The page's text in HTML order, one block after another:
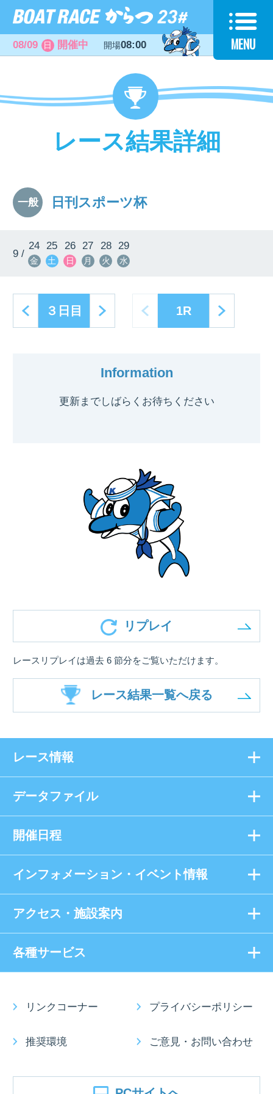
08/09 日 開催中 開場08:00 MENU
レース結果詳細
一般 日刊スポーツ杯
9 /
24
金
25
土
26
日
27
月
28
火
29
水
３日目
next prev 1R
next
Information
更新までしばらくお待ちください
リプレイ
レースリプレイは過去 6 節分をご覧いただけます。
レース結果一覧へ戻る
レース情報
データファイル
開催日程
インフォメーション・イベント情報
アクセス・施設案内
各種サービス
リンクコーナー プライバシーポリシー
推奨環境 ご意見・お問い合わせ